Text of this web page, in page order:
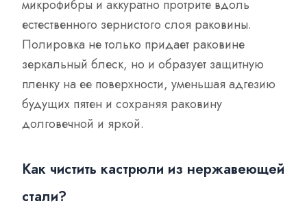
микрофибры и аккуратно протрите вдоль
естественного зернистого слоя раковины.
Полировка не только придает раковине
зеркальный блеск, но и образует защитную
пленку на ее поверхности, уменьшая адгезию
будущих пятен и сохраняя раковину
долговечной и яркой.
Как чистить кастрюли из нержавеющей
стали?